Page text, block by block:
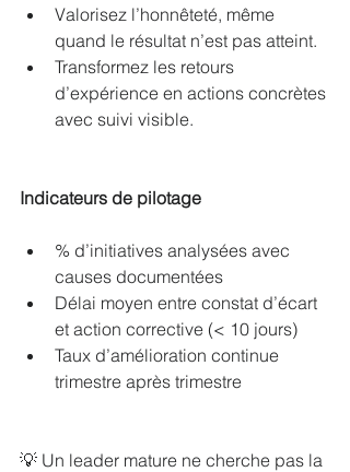
Valorisez l’honnêteté, même
quand le résultat n’est pas atteint.
Transformez les retours
d’expérience en actions concrètes
avec suivi visible.
Indicateurs de pilotage
% d’initiatives analysées avec
causes documentées
Délai moyen entre constat d’écart
et action corrective (< 10 jours)
Taux d’amélioration continue
trimestre après trimestre
💡 Un leader mature ne cherche pas la